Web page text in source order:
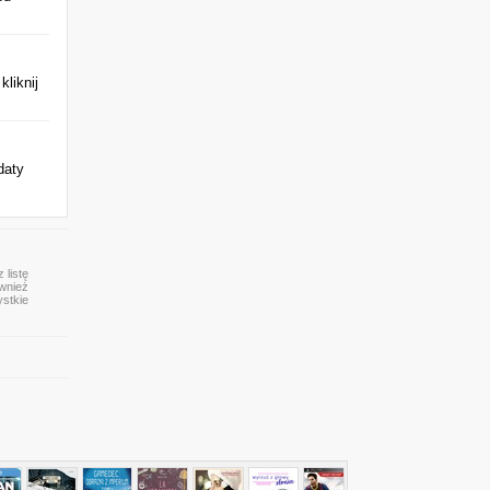
listę